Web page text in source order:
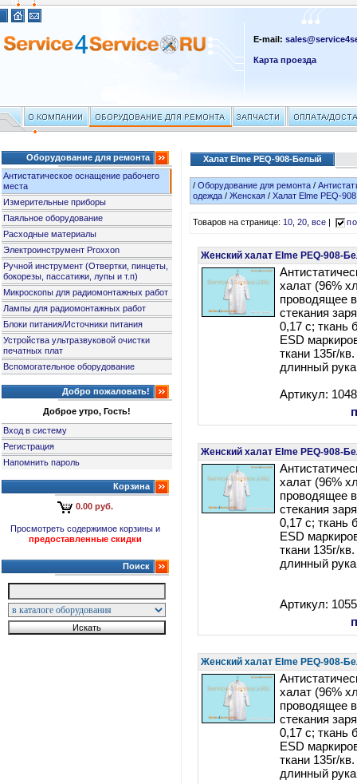
E-mail:
Карта проезда
Оборудование для ремонта
Антистатическое оснащение рабочего
места
Измерительные приборы
Паяльное оборудование
Расходные материалы
Электроинструмент Proxxon
Ручной инструмент (Отвертки, пинцеты,
бокорезы, пассатижи, лупы и т.п)
Микроскопы для радиомонтажных работ
Лампы для радиомонтажных работ
Блоки питания/Источники питания
Устройства ультразвуковой очистки
печатных плат
Вспомогательное оборудование
Добро пожаловать!
Доброе утро, Гость!
Вход в систему
Регистрация
Напомнить пароль
Корзина
0.00 руб.
Просмотреть содержимое корзины и
предоставленные скидки
Поиск
Халат Elme PEQ-908-Белый
/Оборудование для ремонта /
одежда/Женская /Халат Elme PEQ-
Товаров на странице:10,20,все
Женский халат Elme PEQ-908-
халат (96%
проводящее
стекания
0,17 c; ткань
ESD
ткани 135г/
длинный
Артикул:
Женский халат Elme PEQ-908-
халат (96%
проводящее
стекания
0,17 c; ткань
ESD
ткани 135г/
длинный
Артикул:
Женский халат Elme PEQ-908-
халат (96%
проводящее
стекания
0,17 c; ткань
ESD
ткани 135г/
длинный